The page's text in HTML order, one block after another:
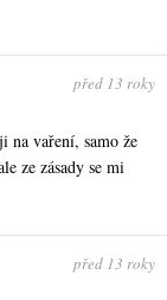
před 13 roky
na vaření, samo že
ze zásady se mi
před 13 roky